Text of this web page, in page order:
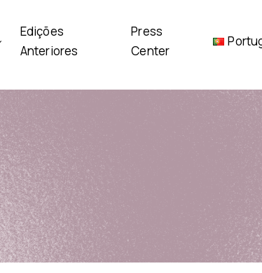
Edições
Anteriores
Press
Center